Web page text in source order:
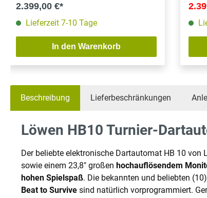
2.399,00 €*
Lieferzeit 7-10 Tage
In den Warenkorb
Beschreibung Lieferbeschränkungen
Löwen HB10 Turnier-
Der beliebte elektronische Dartautomat HB 10
sowie einem 23,8" großen hochauflösendem
hohen Spielspaß. Die bekannten und beliebten (10)
Beat to Survive sind natürlich vorprogrammiert.